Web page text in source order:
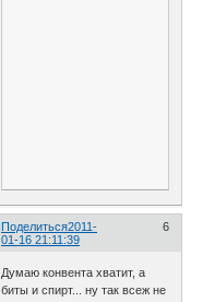
Поделиться 6
2011-
01-16 21:11:39
Думаю конвента хватит, а
биты и спирт... ну так всеж не